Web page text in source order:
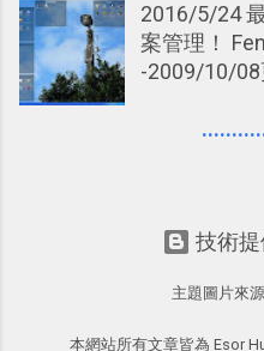
來一個月的
拉長時間練
海中更深刻
要準備數
的卡片，每
要推薦的 「
2016/5/24
案管理！
-2009/10/
一次的推
仍然是完全
升級。而根
免費版之外
技術
主題圖片來源
本網站所有文章皆為 Esor